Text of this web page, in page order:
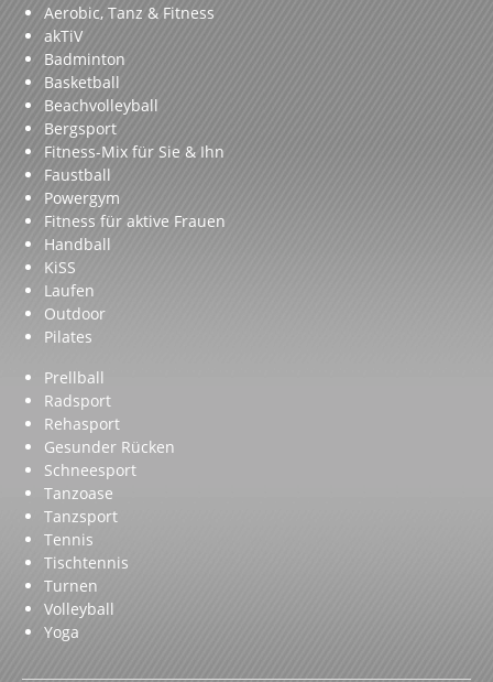
Aerobic, Tanz & Fitness
akTiV
Badminton
Basketball
Beachvolleyball
Bergsport
Fitness-Mix für Sie & Ihn
Faustball
Powergym
Fitness für aktive Frauen
Handball
KiSS
Laufen
Outdoor
Pilates
Prellball
Radsport
Rehasport
Gesunder Rücken
Schneesport
Tanzoase
Tanzsport
Tennis
Tischtennis
Turnen
Volleyball
Yoga